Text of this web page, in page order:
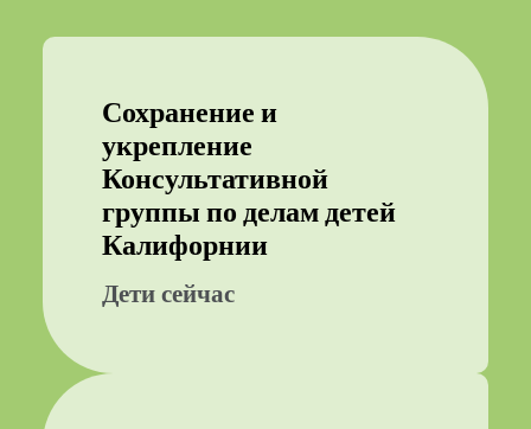
Сохранение и
укрепление
Консультативной
группы по делам детей
Калифорнии
Дети сейчас